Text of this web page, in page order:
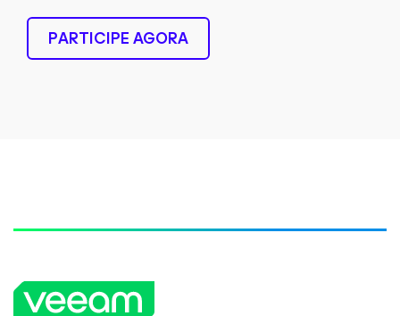
PARTICIPE AGORA